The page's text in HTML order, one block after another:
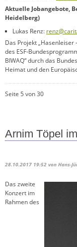
Aktuelle Jobangebote,
Heidelberg)
Lukas Renz:
Das Projekt
des ESF-
BIWAQ“ durch das
Heimat und den
Seite 5 von 30
Arnim Töpel
28.10.2017 19:52 von Hans-
Das zweite
Konzert im
Rahmen des